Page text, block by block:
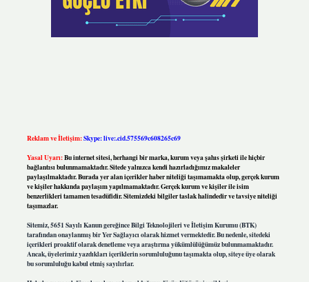
Reklam ve İletişim:Skype: live:.cid.575569c608265c69
Yasal Uyarı:Bu internet sitesi, herhangi bir marka, kurum veya şahıs şirketi ile hiçbir
bağlantısı bulunmamaktadır. Sitede yalnızca kendi hazırladığımız makaleler
paylaşılmaktadır. Burada yer alan içerikler haber niteliği taşımamakta olup, gerçek kurum
ve kişiler hakkında paylaşım yapılmamaktadır. Gerçek kurum ve kişiler ile isim
benzerlikleri tamamen tesadüfidir. Sitemizdeki bilgiler taslak halindedir ve tavsiye niteliği
taşımazlar.
Sitemiz, 5651 Sayılı Kanun gereğince Bilgi Teknolojileri ve İletişim Kurumu (BTK)
tarafından onaylanmış bir Yer Sağlayıcı olarak hizmet vermektedir. Bu nedenle, sitedeki
içerikleri proaktif olarak denetleme veya araştırma yükümlülüğümüz bulunmamaktadır.
Ancak, üyelerimiz yazdıkları içeriklerin sorumluluğunu taşımakta olup, siteye üye olarak
bu sorumluluğu kabul etmiş sayılırlar.